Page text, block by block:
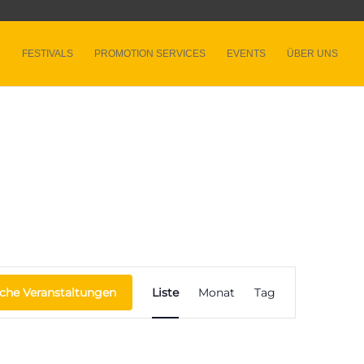
FESTIVALS PROMOTION SERVICES EVENTS ÜBER UNS
Veranstaltungen
Ansichten-
Liste Monat Tag